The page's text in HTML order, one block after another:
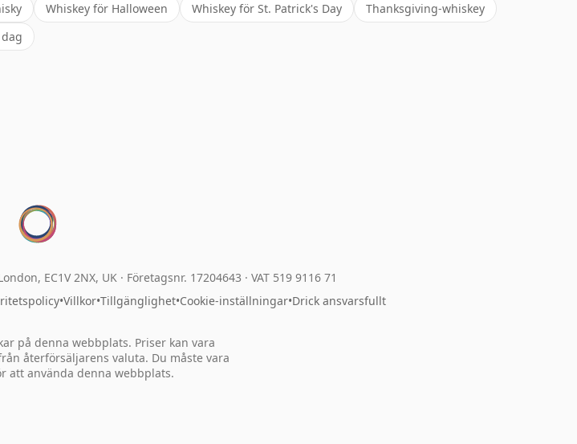
Whiskey för Halloween Whiskey för St. Patrick's Day
Thanksgiving-whiskey
EC1V 2NX, UK · Företagsnr. 17204643 · VAT 519 9116 71
•Villkor•Tillgänglighet•Cookie-inställningar•Drick ansvarsfullt
på denna webbplats. Priser kan vara
återförsäljarens valuta. Du måste vara
att använda denna webbplats.